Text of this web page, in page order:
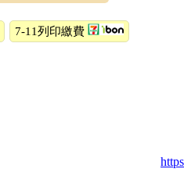
7-11列印繳費